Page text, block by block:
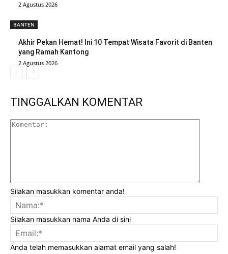
2 Agustus 2026
BANTEN
Akhir Pekan Hemat! Ini 10 Tempat Wisata Favorit di Banten
yang Ramah Kantong
2 Agustus 2026
TINGGALKAN KOMENTAR
Silakan masukkan komentar anda!
Silakan masukkan nama Anda di sini
Anda telah memasukkan alamat email yang salah!